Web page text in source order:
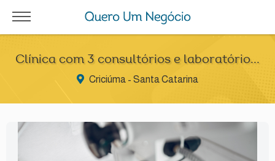
Clínica com 3 consultórios e laboratório...
Criciúma - Santa Catarina